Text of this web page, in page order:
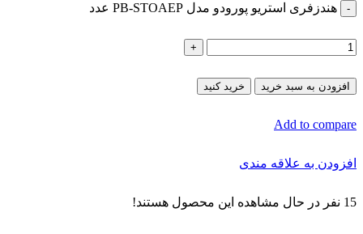
هندزفری استریو پورودو مدل PB-STOAEP عدد
افزودن به سبد خرید خرید کنید
Add to compare
افزودن به علاقه مندی
15 نفر در حال مشاهده این محصول هستند!